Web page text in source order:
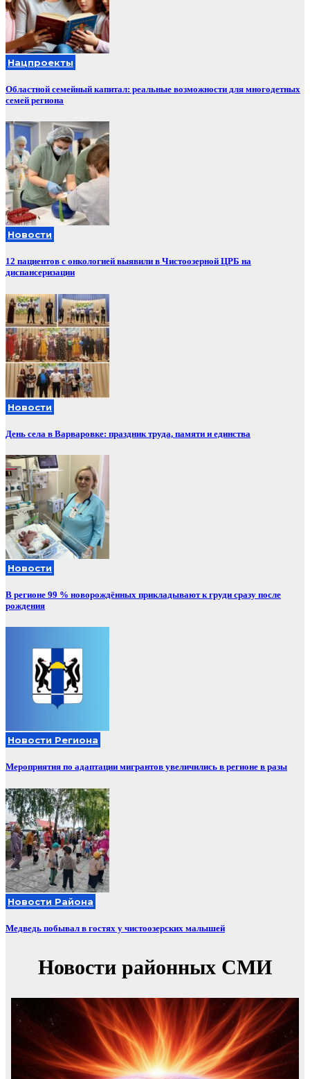
Нацпроекты
Областной семейный капитал: реальные возможности для многодетных
семей региона
Новости
12 пациентов с онкологией выявили в Чистоозерной ЦРБ на
диспансеризации
Новости
День села в Варваровке: праздник труда, памяти и единства
Новости
В регионе 99 % новорождённых прикладывают к груди сразу после
рождения
Новости Региона
Мероприятия по адаптации мигрантов увеличились в регионе в разы
Новости Района
Медведь побывал в гостях у чистоозерских малышей